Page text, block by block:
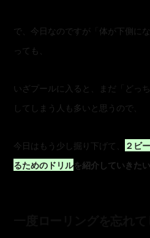
で、今日なのですが「体が下側に
っても、
いざプールに入ると、まだ「どっ
してしまう人も多いと思うので、
今日はもう少し掘り下げて、
２ビ
るためのドリルを紹介していきた